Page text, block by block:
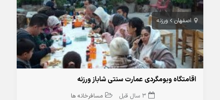
اصفهان ورزنه
اقامتگاه وبومگردی عمارت سنتی شاباز ورزنه
3 سال قبل مسافرخانه ها